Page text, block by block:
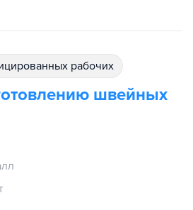
рабочих
швейных